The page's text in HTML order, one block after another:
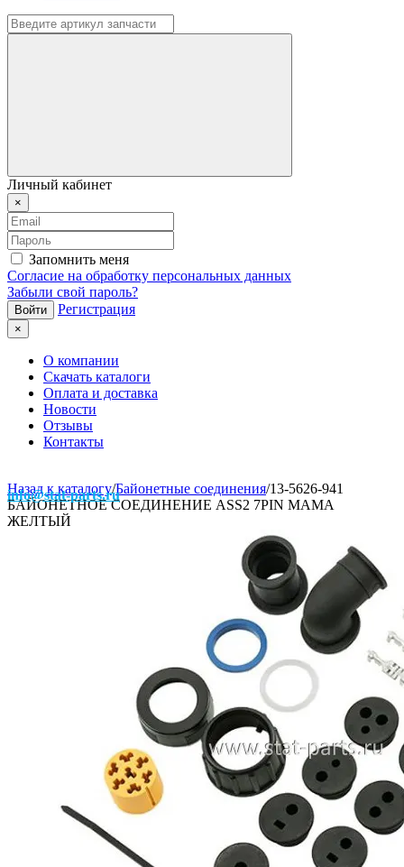
Личный кабинет
×
Запомнить меня
Согласие на обработку персональных данных
Забыли свой пароль?
Регистрация
×
О компании
Скачать каталоги
Оплата и доставка
Новости
Отзывы
Контакты
info@stat-parts.ru
Назад к каталогу/Байонетные соединения/13-5626-941
БАЙОНЕТНОЕ СОЕДИНЕНИЕ ASS2 7PIN МАМА
ЖЕЛТЫЙ